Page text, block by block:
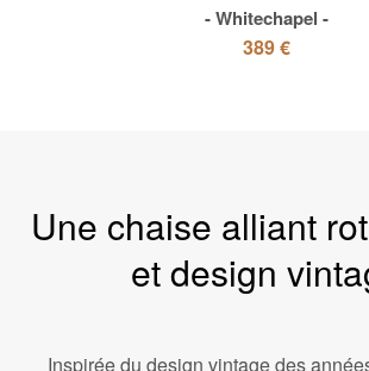
Whitechapel
389 €
Une chaise alliant
et design
Inspirée du design vintage des